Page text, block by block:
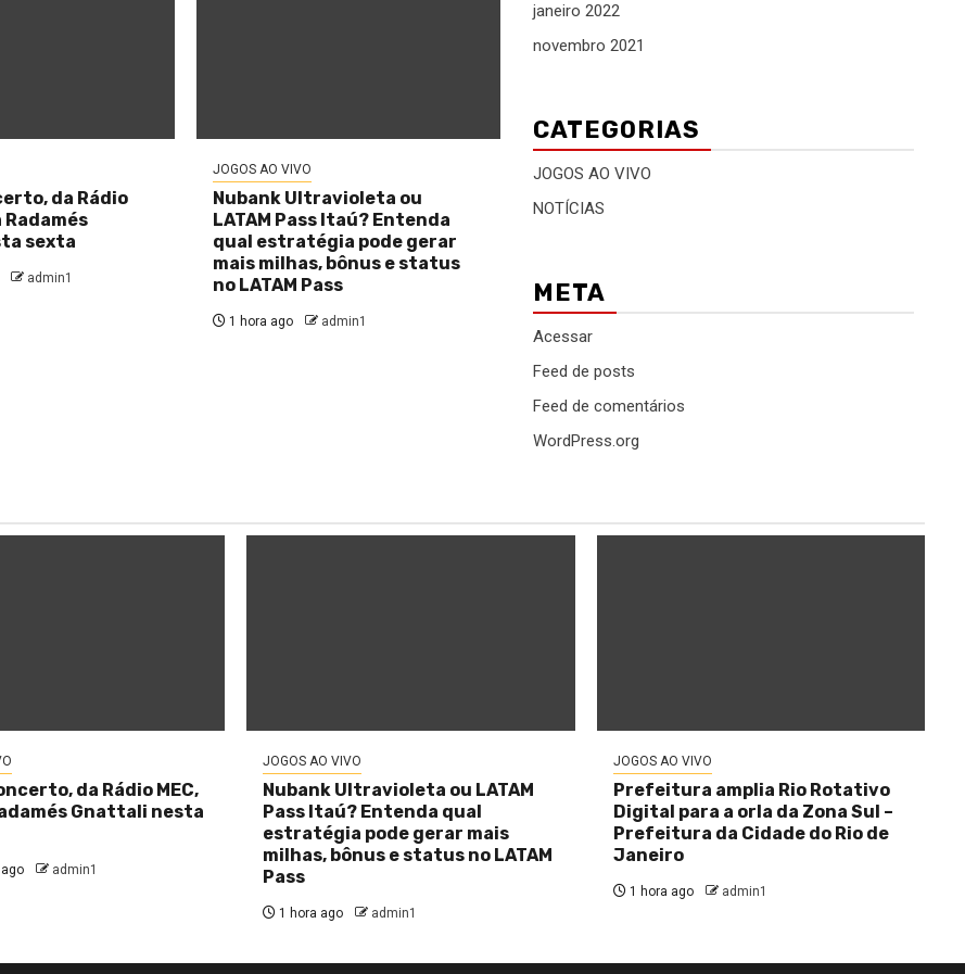
da Rádio
Radamés
sexta
admin1
JOGOS AO VIVO
Nubank Ultravioleta ou
LATAM Pass Itaú? Entenda
qual estratégia pode gerar
mais milhas, bônus e status
no LATAM Pass
1 hora ago admin1
janeiro 2022
novembro 2021
CATEGORIAS
JOGOS AO VIVO
NOTÍCIAS
META
Acessar
Feed de posts
Feed de comentários
WordPress.org
da Rádio MEC,
Gnattali nesta
admin1
JOGOS AO VIVO
Nubank Ultravioleta ou LATAM
Pass Itaú? Entenda qual
estratégia pode gerar mais
milhas, bônus e status no LATAM
Pass
1 hora ago admin1
JOGOS AO VIVO
Prefeitura amplia Rio Rotativo
Digital para a orla da Zona Sul –
Prefeitura da Cidade do Rio de
Janeiro
1 hora ago admin1